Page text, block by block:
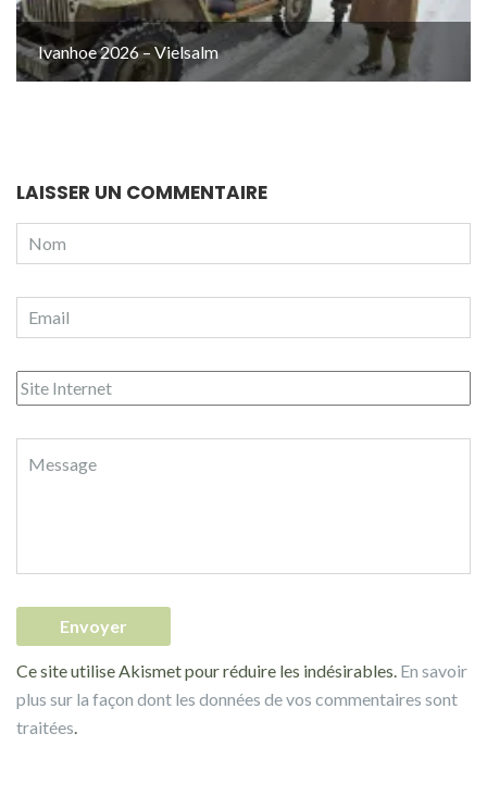
Ivanhoe 2026 – Vielsalm
LAISSER UN COMMENTAIRE
Ce site utilise Akismet pour réduire les indésirables. En savoir
plus sur la façon dont les données de vos commentaires sont
traitées